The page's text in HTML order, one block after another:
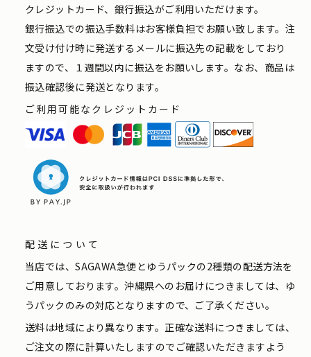
クレジットカード、銀行振込がご利用いただけます。
銀行振込での振込手数料はお客様負担でお願い致します。注
文受け付け時に発送するメールに振込先の記載をしており
ますので、１週間以内に振込をお願いします。なお、商品は
振込確認後に発送となります。
ご利用可能なクレジットカード
配送について
当店では、SAGAWA急便とゆうパックの2種類の配送方法を
ご用意しております。沖縄県へのお届けにつきましては、ゆ
うパックのみの対応となりますので、ご了承ください。
送料は地域により異なります。正確な送料につきましては、
ご注文の際に計算いたしますのでご確認いただきますよう